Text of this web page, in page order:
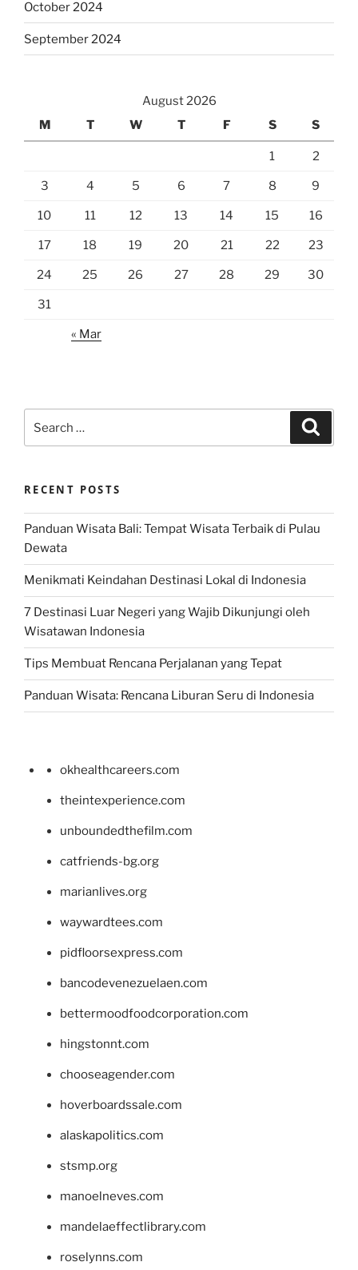
October 2024
September 2024
August 2026
M
T W T F S S
1 2
3 4 5 6 7 8 9
10 11 12 13 14 15 16
17 18 19 20 21 22 23
24 25 26 27 28 29 30
31
« Mar
for:
RECENT POSTS
Panduan Wisata Bali: Tempat Wisata Terbaik di Pulau
Dewata
Menikmati Keindahan Destinasi Lokal di Indonesia
7 Destinasi Luar Negeri yang Wajib Dikunjungi oleh
Wisatawan Indonesia
Tips Membuat Rencana Perjalanan yang Tepat
Panduan Wisata: Rencana Liburan Seru di Indonesia
okhealthcareers.com
theintexperience.com
unboundedthefilm.com
catfriends-bg.org
marianlives.org
waywardtees.com
pidfloorsexpress.com
bancodevenezuelaen.com
bettermoodfoodcorporation.com
hingstonnt.com
chooseagender.com
hoverboardssale.com
alaskapolitics.com
stsmp.org
manoelneves.com
mandelaeffectlibrary.com
roselynns.com